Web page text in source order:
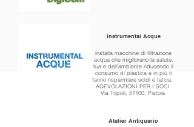
Instrumental Acque
installa macchine di filtrazione
acqua che migliorano la salute,
tua e dell'ambiente riducendo il
consumo di plastica e in più ti
fanno risparmiare soldi e fatica.
AGEVOLAZIONI PER I SOCI
Via Tripoli, 51100, Pistoia
Atelier Antiquario